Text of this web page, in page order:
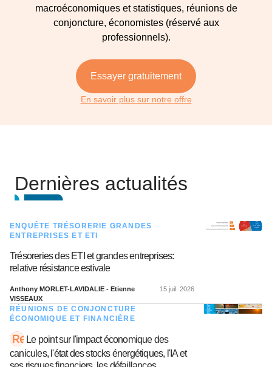
macroéconomiques et statistiques, réunions de
conjoncture, économistes (réservé aux
professionnels).
Essayer gratuitement
En savoir plus sur notre offre
Dernières actualités
ENQUÊTE TRÉSORERIE GRANDES
ENTREPRISES ET ETI
Trésoreries des ETI et grandes entreprises:
relative résistance estivale
Anthony MORLET-LAVIDALIE - Etienne
VISSEAUX
15 juil. 2026
RÉUNIONS DE CONJONCTURE
ÉCONOMIQUE ET FINANCIÈRE
Le point sur l'impact économique des
canicules, l'état des stocks énergétiques, l'IA et